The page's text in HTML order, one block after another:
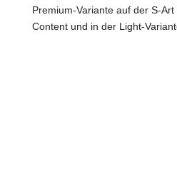
Premium-Variante auf der S-
Content und in der Light-